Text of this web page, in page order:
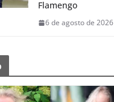
Flamengo
6 de agosto de 2026